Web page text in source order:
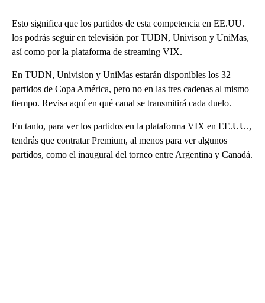
Esto significa que los partidos de esta competencia en EE.UU.
los podrás seguir en televisión por TUDN, Univison y UniMas,
así como por la plataforma de streaming VIX.
En TUDN, Univision y UniMas estarán disponibles los 32
partidos de Copa América, pero no en las tres cadenas al mismo
tiempo. Revisa aquí en qué canal se transmitirá cada duelo.
En tanto, para ver los partidos en la plataforma VIX en EE.UU.,
tendrás que contratar Premium, al menos para ver algunos
partidos, como el inaugural del torneo entre Argentina y Canadá.